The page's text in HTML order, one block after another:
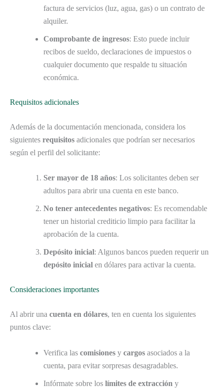
factura de servicios (luz, agua, gas) o un contrato de
alquiler.
Comprobante de ingresos: Esto puede incluir
recibos de sueldo, declaraciones de impuestos o
cualquier documento que respalde tu situación
económica.
Requisitos adicionales
Además de la documentación mencionada, considera los
siguientes requisitos adicionales que podrían ser necesarios
según el perfil del solicitante:
Ser mayor de 18 años: Los solicitantes deben ser
adultos para abrir una cuenta en este banco.
No tener antecedentes negativos: Es recomendable
tener un historial crediticio limpio para facilitar la
aprobación de la cuenta.
Depósito inicial: Algunos bancos pueden requerir un
depósito inicial en dólares para activar la cuenta.
Consideraciones importantes
Al abrir una cuenta en dólares, ten en cuenta los siguientes
puntos clave:
Verifica las comisiones y cargos asociados a la
cuenta, para evitar sorpresas desagradables.
Infórmate sobre los límites de extracción y